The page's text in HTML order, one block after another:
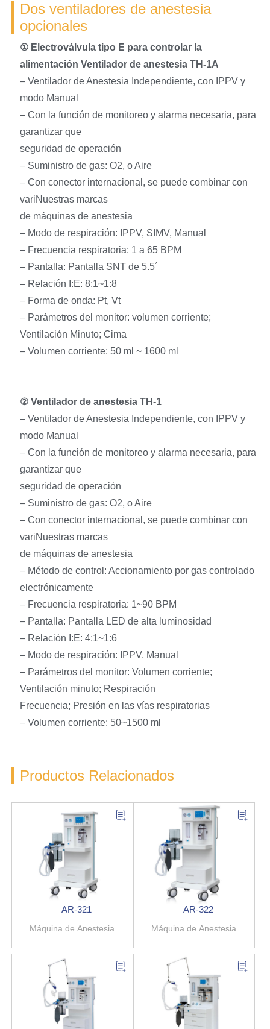
Dos ventiladores de anestesia
opcionales
① Electroválvula tipo E para controlar la
alimentación Ventilador de anestesia TH-1A
– Ventilador de Anestesia Independiente, con IPPV y
modo Manual
– Con la función de monitoreo y alarma necesaria, para
garantizar que
seguridad de operación
– Suministro de gas: O2, o Aire
– Con conector internacional, se puede combinar con
variNuestras marcas
de máquinas de anestesia
– Modo de respiración: IPPV, SIMV, Manual
– Frecuencia respiratoria: 1 a 65 BPM
– Pantalla: Pantalla SNT de 5.5´
– Relación I:E: 8:1~1:8
– Forma de onda: Pt, Vt
– Parámetros del monitor: volumen corriente;
Ventilación Minuto; Cima
– Volumen corriente: 50 ml ~ 1600 ml
②Ventilador de anestesia TH-1
– Ventilador de Anestesia Independiente, con IPPV y
modo Manual
– Con la función de monitoreo y alarma necesaria, para
garantizar que
seguridad de operación
– Suministro de gas: O2, o Aire
– Con conector internacional, se puede combinar con
variNuestras marcas
de máquinas de anestesia
– Método de control: Accionamiento por gas controlado
electrónicamente
– Frecuencia respiratoria: 1~90 BPM
– Pantalla: Pantalla LED de alta luminosidad
– Relación I:E: 4:1~1:6
– Modo de respiración: IPPV, Manual
– Parámetros del monitor: Volumen corriente;
Ventilación minuto; Respiración
Frecuencia; Presión en las vías respiratorias
– Volumen corriente: 50~1500 ml
Productos Relacionados
AR-321
Máquina de Anestesia
AR-322
Máquina de Anestesia